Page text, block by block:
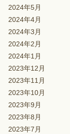
2024年5月
2024年4月
2024年3月
2024年2月
2024年1月
2023年12月
2023年11月
2023年10月
2023年9月
2023年8月
2023年7月